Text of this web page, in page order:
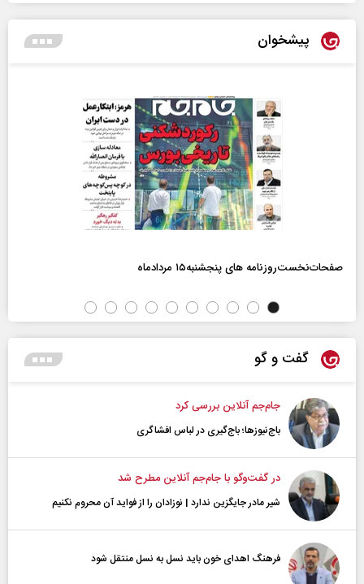
پیشخوان
صفحات‌نخست‌روزنامه ها‌ی پنجشنبه‌۱۵ مردادماه
گفت و گو
جام‌جم آنلاین بررسی کرد
باج‌نیوزها؛ باج‌گیری در لباس افشاگری
در گفت‌و‌گو با جام‌جم آنلاین مطرح شد
شیر مادر جایگزین ندارد | نوزادان را از فواید آن محروم نکنیم
فرهنگ اهدای خون باید نسل به نسل منتقل شود